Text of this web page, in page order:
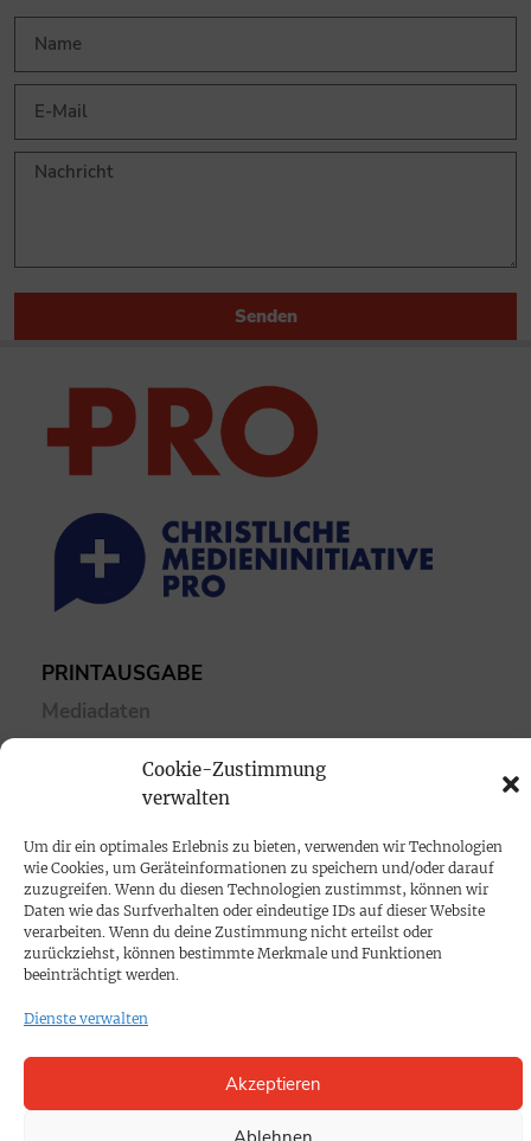
Cookie-Zustimmung
verwalten
Um dir ein optimales Erlebnis zu bieten, verwenden wir Technologien
wie Cookies, um Geräteinformationen zu speichern und/oder darauf
zuzugreifen. Wenn du diesen Technologien zustimmst, können wir
Daten wie das Surfverhalten oder eindeutige IDs auf dieser Website
verarbeiten. Wenn du deine Zustimmung nicht erteilst oder
zurückziehst, können bestimmte Merkmale und Funktionen
beeinträchtigt werden.
Dienste verwalten
Akzeptieren
Senden
PRINTAUSGABE
Mediadaten
PROKOMPAKT
SPENDEN
Datenschutz
KONTAKT
Cookie-Richtlinie